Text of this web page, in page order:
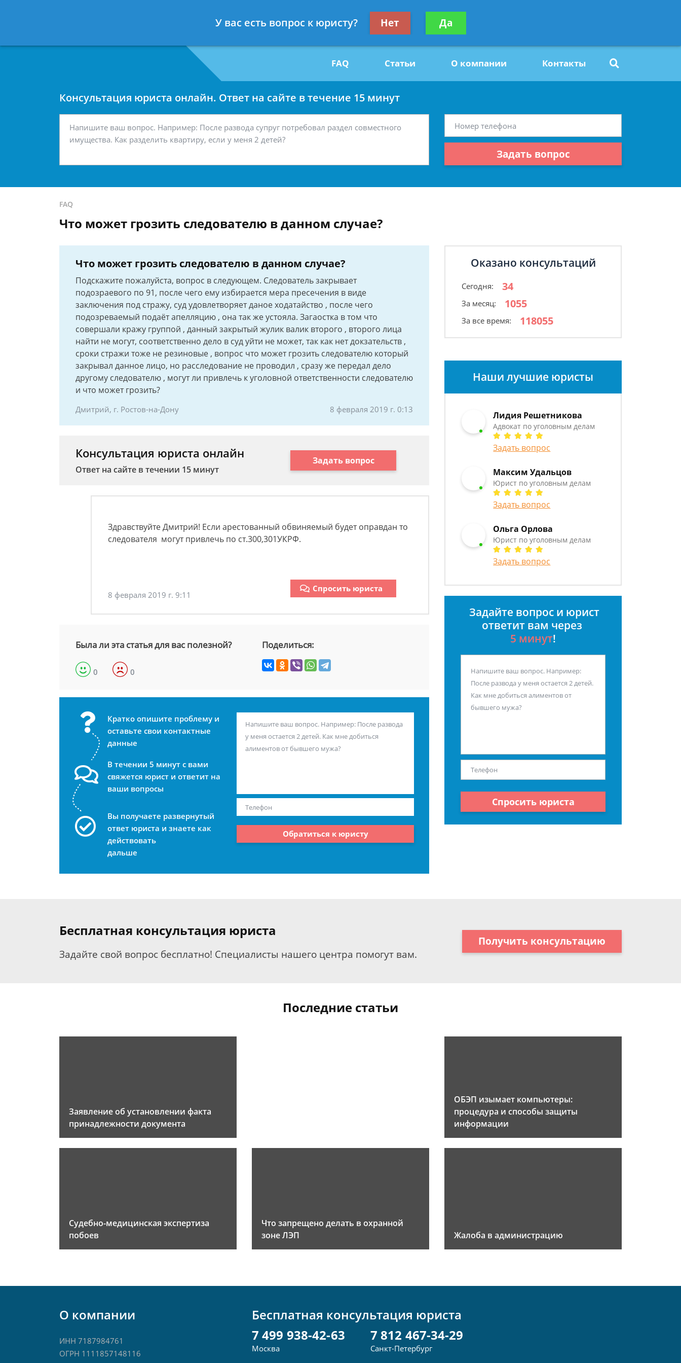
7 812 467-34-29
Получите консультацию
бесплатно
FAQ Статьи О компании Контакты
Консультация юриста онлайн. Ответ на сайте в течение 15 минут
Задать вопрос
FAQ
Что может грозить следователю в данном случае?
Что может грозить следователю в данном случае?
Подскажите пожалуйста, вопрос в следующем. Следователь закрывает
подозраевого по 91, после чего ему избирается мера пресечения в виде
заключения под стражу, суд удовлетворяет даное ходатайство , после чего
подозреваемый подаёт апелляцию , она так же устояла. Загаостка в том что
совершали кражу группой , данный закрытый жулик валик второго , второго лица
найти не могут, соответственно дело в суд уйти не может, так как нет докзательств ,
сроки стражи тоже не резиновые , вопрос что может грозить следователю который
закрывал данное лицо, но расследование не проводил , сразу же передал дело
другому следователю , могут ли привлечь к уголовной ответственности следователю
и что может грозить?
Дмитрий, г. Ростов-на-Дону 8 февраля 2019 г. 0:13
Консультация юриста онлайн
Ответ на сайте в течении 15 минут
Задать вопрос
Здравствуйте Дмитрий! Если арестованный обвиняемый будет оправдан то
следователя могут привлечь по ст.300,301УКРФ.
8 февраля 2019 г. 9:11
Спросить юриста
Была ли эта статья для вас полезной?
0 0
Поделиться:
Кратко опишите проблему и
оставьте свои контактные
данные
В течении 5 минут с вами
свяжется юрист и ответит на
ваши вопросы
Вы получаете развернутый
ответ юриста и знаете как
действовать
дальше
Обратиться к юристу
Оказано консультаций
Сегодня: 34
За месяц: 1055
За все время: 118055
Наши лучшие юристы
Лидия Решетникова
Адвокат по уголовным делам
Задать вопрос
Максим Удальцов
Юрист по уголовным делам
Задать вопрос
Ольга Орлова
Юрист по уголовным делам
Задать вопрос
Задайте вопрос и юрист
ответит вам через
5 минут!
Спросить юриста
Бесплатная консультация юриста
Задайте свой вопрос бесплатно! Специалисты нашего центра помогут вам.
Получить консультацию
Последние статьи
Заявление об установлении факта
принадлежности документа
ОБЭП изымает компьютеры:
процедура и способы защиты
информации
Судебно-медицинская экспертиза
побоев
Что запрещено делать в охранной
зоне ЛЭП
Жалоба в администрацию
О компании
ИНН 7187984761
ОГРН 1111857148116
Бесплатная консультация юриста
7 499 938-42-63
Москва
7 812 467-34-29
Санкт-Петербург
У вас есть вопрос к юристу? Нет Да